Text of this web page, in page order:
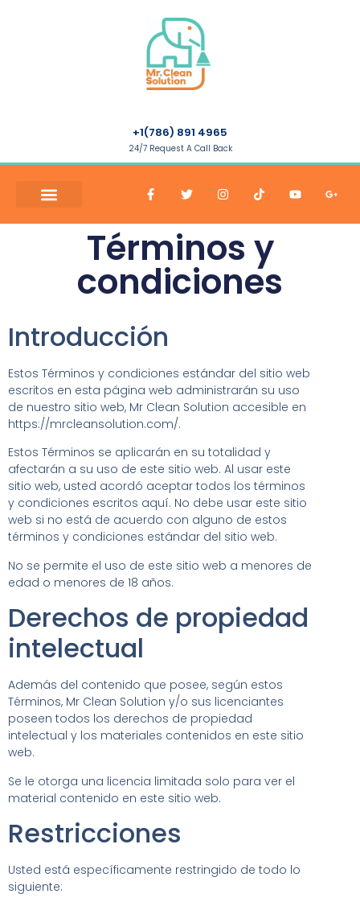
+1(786) 891 4965
24/7 Request A Call Back
Términos y
condiciones
Introducción
Estos Términos y condiciones estándar del sitio web
escritos en esta página web administrarán su uso
de nuestro sitio web, Mr Clean Solution accesible en
https://mrcleansolution.com/.
Estos Términos se aplicarán en su totalidad y
afectarán a su uso de este sitio web. Al usar este
sitio web, usted acordó aceptar todos los términos
y condiciones escritos aquí. No debe usar este sitio
web si no está de acuerdo con alguno de estos
términos y condiciones estándar del sitio web.
No se permite el uso de este sitio web a menores de
edad o menores de 18 años.
Derechos de propiedad
intelectual
Además del contenido que posee, según estos
Términos, Mr Clean Solution y/o sus licenciantes
poseen todos los derechos de propiedad
intelectual y los materiales contenidos en este sitio
web.
Se le otorga una licencia limitada solo para ver el
material contenido en este sitio web.
Restricciones
Usted está específicamente restringido de todo lo
siguiente: